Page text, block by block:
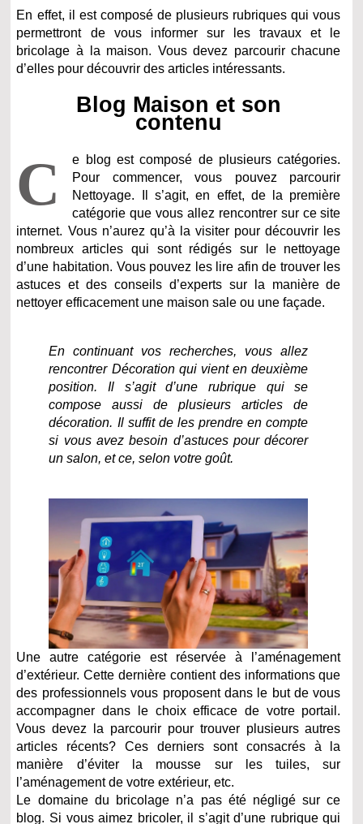
En effet, il est composé de plusieurs rubriques qui vous
permettront de vous informer sur les travaux et le
bricolage à la maison. Vous devez parcourir chacune
d’elles pour découvrir des articles intéressants.
Blog Maison et son
contenu
C
e blog est composé de plusieurs catégories.
Pour commencer, vous pouvez parcourir
Nettoyage. Il s’agit, en effet, de la première
catégorie que vous allez rencontrer sur ce site
internet. Vous n’aurez qu’à la visiter pour découvrir les
nombreux articles qui sont rédigés sur le nettoyage
d’une habitation. Vous pouvez les lire afin de trouver les
astuces et des conseils d’experts sur la manière de
nettoyer efficacement une maison sale ou une façade.
En continuant vos recherches, vous allez
rencontrer Décoration qui vient en deuxième
position. Il s’agit d’une rubrique qui se
compose aussi de plusieurs articles de
décoration. Il suffit de les prendre en compte
si vous avez besoin d’astuces pour décorer
un salon, et ce, selon votre goût.
Une autre catégorie est réservée à l’aménagement
d’extérieur. Cette dernière contient des informations que
des professionnels vous proposent dans le but de vous
accompagner dans le choix efficace de votre portail.
Vous devez la parcourir pour trouver plusieurs autres
articles récents? Ces derniers sont consacrés à la
manière d’éviter la mousse sur les tuiles, sur
l’aménagement de votre extérieur, etc.
Le domaine du bricolage n’a pas été négligé sur ce
blog. Si vous aimez bricoler, il s’agit d’une rubrique qui